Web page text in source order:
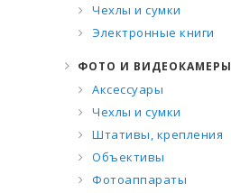
Чехлы и сумки
Электронные книги
ФОТО И ВИДЕОКАМЕРЫ
Аксессуары
Чехлы и сумки
Штативы, крепления
Объективы
Фотоаппараты